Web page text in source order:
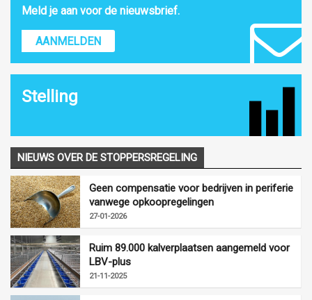
Meld je aan voor de nieuwsbrief.
AANMELDEN
Stelling
NIEUWS OVER DE STOPPERSREGELING
Geen compensatie voor bedrijven in periferie
vanwege opkoopregelingen
27-01-2026
Ruim 89.000 kalverplaatsen aangemeld voor
LBV-plus
21-11-2025